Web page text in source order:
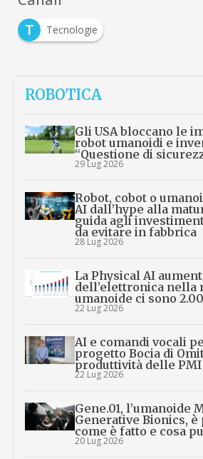
T
Tecnologie
ROBOTICA
Gli USA bloccano le
robot umanoidi e
“Questione di
29 Lug 2026
Robot, cobot o
AI dall’hype alla
guida agli
da evitare in fabbrica
28 Lug 2026
La Physical AI
dell’elettronica nella
umanoide ci sono
22 Lug 2026
AI e comandi vocali
progetto Bocia di
produttività delle PMI
22 Lug 2026
Gene.01, l’umanoide
Generative Bionics, è
come è fatto e cosa
20 Lug 2026